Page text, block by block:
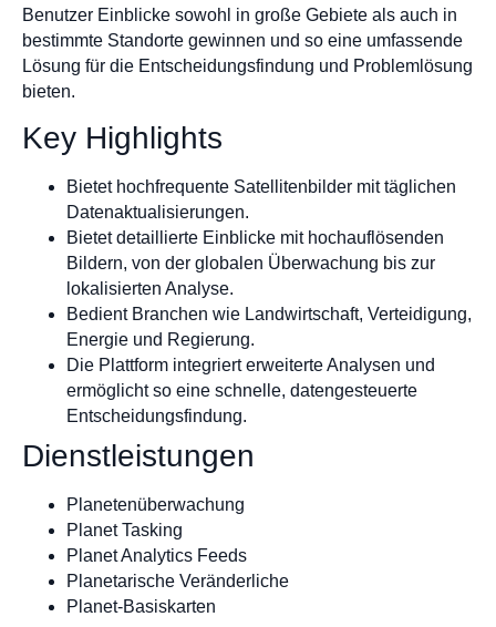
Benutzer Einblicke sowohl in große Gebiete als auch in
bestimmte Standorte gewinnen und so eine umfassende
Lösung für die Entscheidungsfindung und Problemlösung
bieten.
Key Highlights
Bietet hochfrequente Satellitenbilder mit täglichen
Datenaktualisierungen.
Bietet detaillierte Einblicke mit hochauflösenden
Bildern, von der globalen Überwachung bis zur
lokalisierten Analyse.
Bedient Branchen wie Landwirtschaft, Verteidigung,
Energie und Regierung.
Die Plattform integriert erweiterte Analysen und
ermöglicht so eine schnelle, datengesteuerte
Entscheidungsfindung.
Dienstleistungen
Planetenüberwachung
Planet Tasking
Planet Analytics Feeds
Planetarische Veränderliche
Planet-Basiskarten